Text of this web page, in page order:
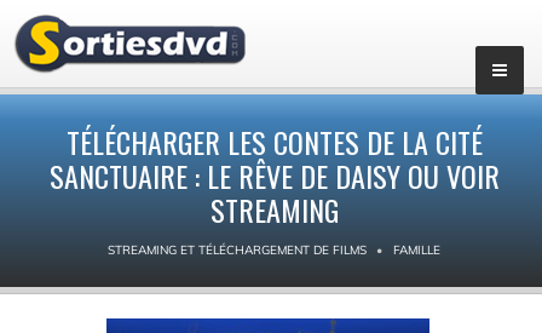
TÉLÉCHARGER LES CONTES DE LA CITÉ
SANCTUAIRE : LE RÊVE DE DAISY OU VOIR
STREAMING
STREAMING ET TÉLÉCHARGEMENT DE FILMS FAMILLE